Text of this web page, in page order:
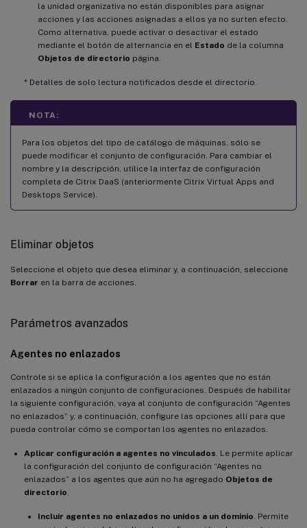
la unidad organizativa no están disponibles para asignar
acciones y las acciones asignadas a ellos ya no surten efecto.
Como alternativa, puede activar o desactivar el estado
mediante el botón de alternancia en el Estado de la columna
Objetos de directorio página.
* Detalles de solo lectura notificados desde el directorio.
NOTA:
Para los objetos del tipo de catálogo de máquinas, sólo se
puede modificar el conjunto de configuración. Para cambiar el
nombre y la descripción, utilice la interfaz de configuración
completa de Citrix DaaS (anteriormente Citrix Virtual Apps and
Desktops Service).
Eliminar objetos
Seleccione el objeto que desea eliminar y, a continuación, seleccione
Borrar en la barra de acciones.
Parámetros avanzados
Agentes no enlazados
Controle si se aplica la configuración a los agentes que no están
enlazados a ningún conjunto de configuraciones. Después de habilitar
la siguiente configuración, vaya al conjunto de configuración “Agentes
no enlazados” y, a continuación, configure las opciones allí para que
pueda controlar cómo se comportan los agentes no enlazados.
Aplicar configuración a agentes no vinculados . Le permite aplicar
la configuración del conjunto de configuración “Agentes no
enlazados” a los agentes que aún no ha agregado Objetos de
directorio
Incluir agentes no enlazados no unidos a un dominio . Permite